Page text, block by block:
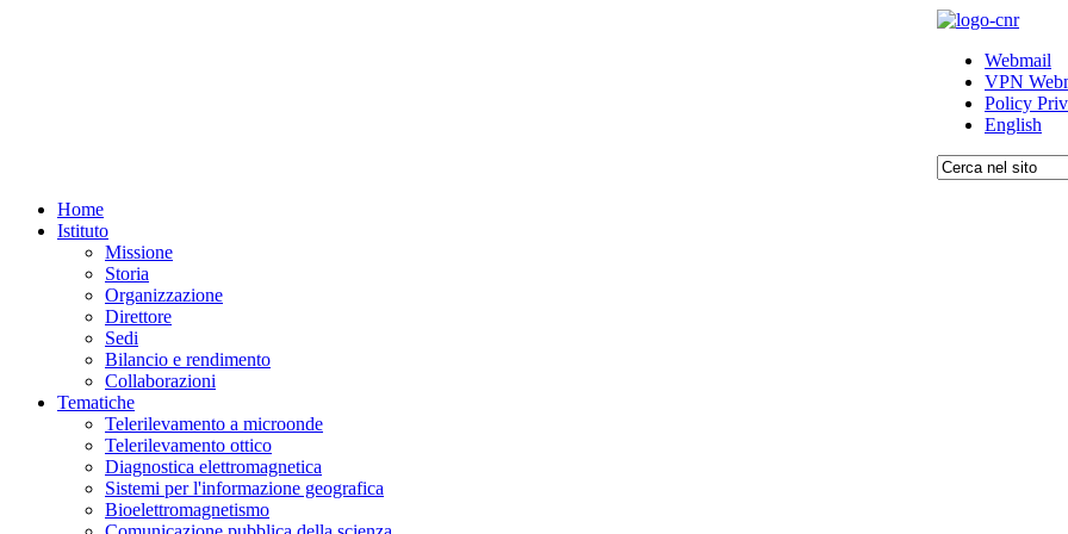
Webmail
VPN
Policy
English
Home
Istituto
Missione
Storia
Organizzazione
Direttore
Sedi
Bilancio e rendimento
Collaborazioni
Tematiche
Telerilevamento a microonde
Telerilevamento ottico
Diagnostica elettromagnetica
Sistemi per l'informazione geografica
Bioelettromagnetismo